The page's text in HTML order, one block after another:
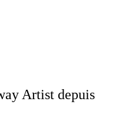
Artist depuis